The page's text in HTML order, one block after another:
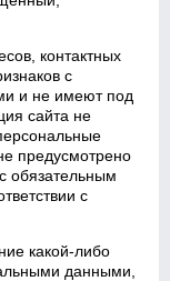
контактных
с
и не имеют под
сайта не
предусмотрено
обязательным
с
какой‑либо
данными,